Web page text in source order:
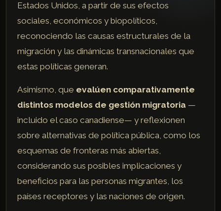
Estados Unidos, a partir de sus efectos
sociales, económicos y biopolíticos,
reconociendo las causas estructurales de la
migración y las dinámicas transnacionales que
estas políticas generan.
Asimismo, que evalúen comparativamente
distintos modelos de gestión migratoria —
incluido el caso canadiense— y reflexionen
sobre alternativas de política pública, como los
esquemas de fronteras más abiertas,
considerando sus posibles implicaciones y
beneficios para las personas migrantes, los
países receptores y las naciones de origen.